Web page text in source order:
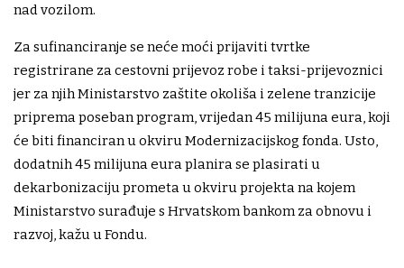
nad vozilom.
Za sufinanciranje se neće moći prijaviti tvrtke
registrirane za cestovni prijevoz robe i taksi-prijevoznici
jer za njih Ministarstvo zaštite okoliša i zelene tranzicije
priprema poseban program, vrijedan 45 milijuna eura, koji
će biti financiran u okviru Modernizacijskog fonda. Usto,
dodatnih 45 milijuna eura planira se plasirati u
dekarbonizaciju prometa u okviru projekta na kojem
Ministarstvo surađuje s Hrvatskom bankom za obnovu i
razvoj, kažu u Fondu.